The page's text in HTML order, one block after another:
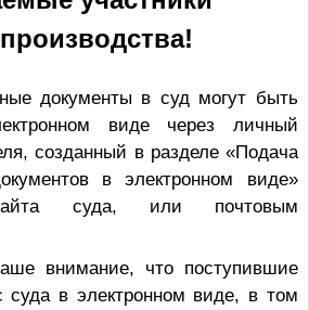
документы в суд могут быть
виде через личный
созданный в разделе «Подача
в электронном виде»
суда, или почтовым
внимание, что поступившие
суда в электронном виде, в том